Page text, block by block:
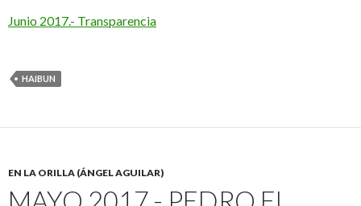
Junio 2017.- Transparencia
HAIBUN
EN LA ORILLA (ÁNGEL AGUILAR)